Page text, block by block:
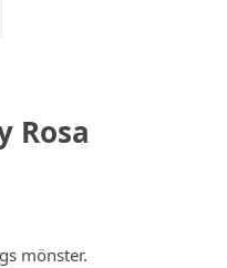
Rosa
mönster.